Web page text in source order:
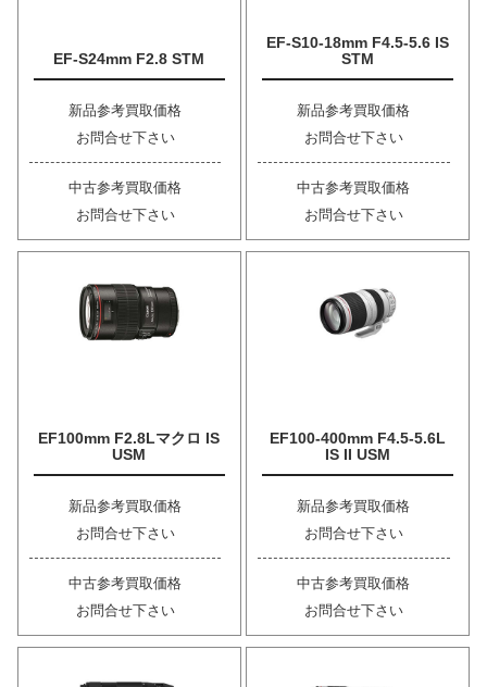
EF-S24mm F2.8 STM
新品参考買取価格
お問合せ下さい
中古参考買取価格
お問合せ下さい
EF-S10-18mm F4.5-5.6 IS
STM
新品参考買取価格
お問合せ下さい
中古参考買取価格
お問合せ下さい
EF100mm F2.8Lマクロ IS
USM
新品参考買取価格
お問合せ下さい
中古参考買取価格
お問合せ下さい
EF100-400mm F4.5-5.6L
IS II USM
新品参考買取価格
お問合せ下さい
中古参考買取価格
お問合せ下さい